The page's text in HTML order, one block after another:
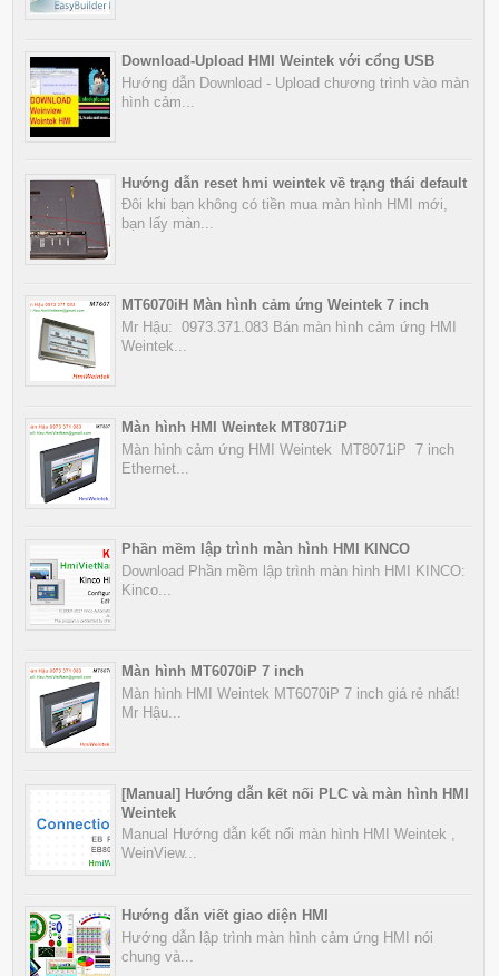
Download-Upload HMI Weintek với cổng USB
Hướng dẫn Download - Upload chương trình vào màn
hình cảm...
Hướng dẫn reset hmi weintek về trạng thái default
Đôi khi bạn không có tiền mua màn hình HMI mới,
bạn lấy màn...
MT6070iH Màn hình cảm ứng Weintek 7 inch
Mr Hậu: 0973.371.083 Bán màn hình cảm ứng HMI
Weintek...
Màn hình HMI Weintek MT8071iP
Màn hình cảm ứng HMI Weintek MT8071iP 7 inch
Ethernet...
Phần mềm lập trình màn hình HMI KINCO
Download Phần mềm lập trình màn hình HMI KINCO:
Kinco...
Màn hình MT6070iP 7 inch
Màn hình HMI Weintek MT6070iP 7 inch giá rẻ nhất!
Mr Hậu...
[Manual] Hướng dẫn kết nối PLC và màn hình HMI
Weintek
Manual Hướng dẫn kết nối màn hình HMI Weintek ,
WeinView...
Hướng dẫn viết giao diện HMI
Hướng dẫn lập trình màn hình cảm ứng HMI nói
chung và...